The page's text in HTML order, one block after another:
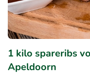
1 kilo spareribs
Apeldoorn